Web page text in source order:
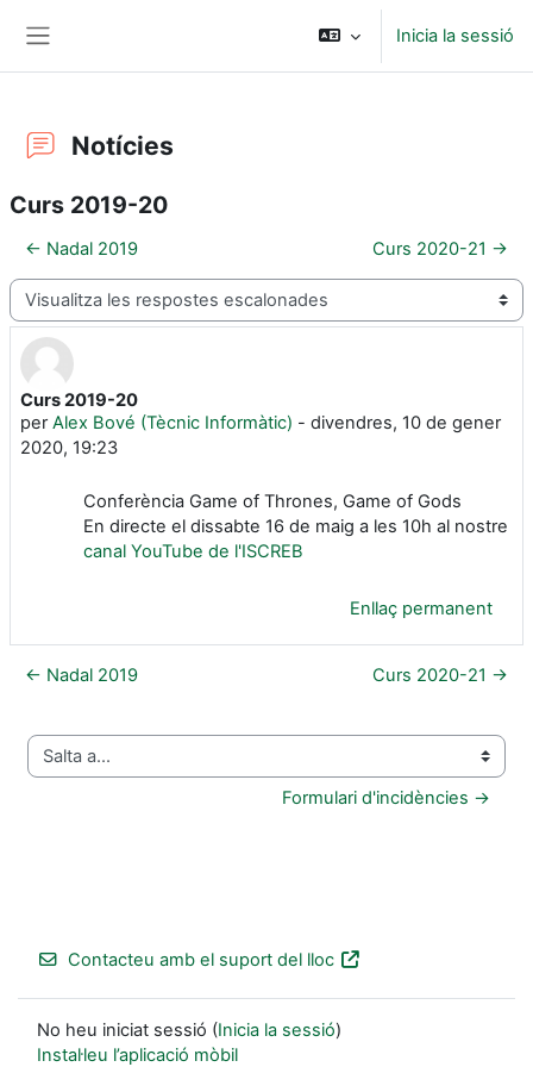
Inicia la sessió
Notícies
Curs 2019-20
← Nadal 2019
Curs 2020-21 →
Mode de visualització
Curs 2019-20
perAlex Bové (Tècnic Informàtic) - divendres, 10 de gener
2020, 19:23
Nombre de respostes: 0
Conferència Game of Thrones, Game of Gods
En directe el dissabte 16 de maig a les 10h al nostre
canal YouTube de l'ISCREB
Enllaç permanent
← Nadal 2019 Curs 2020-21 →
Salta a...
Formulari d'incidències →
Contacteu amb el suport del lloc
No heu iniciat sessió (Inicia la sessió)
Instal·leu l’aplicació mòbil